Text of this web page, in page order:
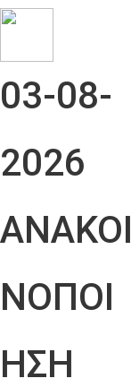
03-08-
2026
ΑΝΑΚΟΙ
ΝΟΠΟΙ
ΗΣΗ